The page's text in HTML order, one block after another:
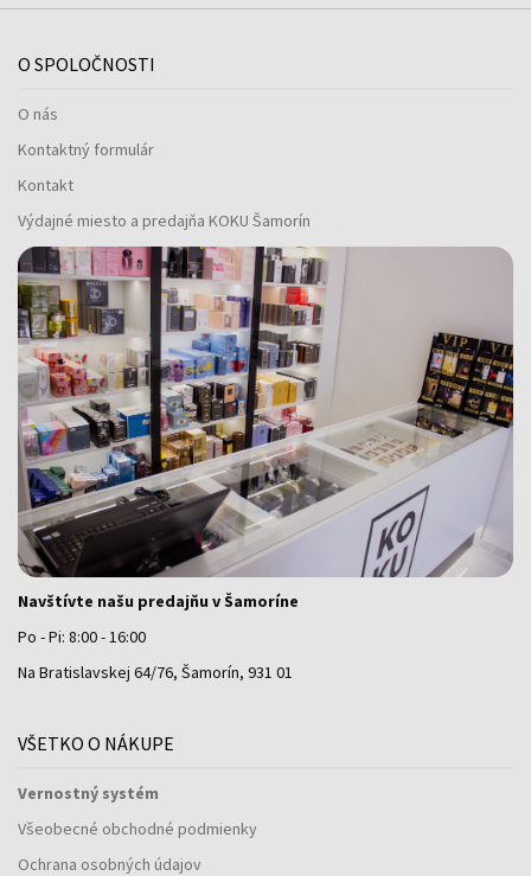
O SPOLOČNOSTI
O nás
Kontaktný formulár
Kontakt
Výdajné miesto a predajňa KOKU Šamorín
Navštívte našu predajňu v Šamoríne
Po - Pi: 8:00 - 16:00
Na Bratislavskej 64/76, Šamorín, 931 01
VŠETKO O NÁKUPE
Vernostný systém
Všeobecné obchodné podmienky
Ochrana osobných údajov